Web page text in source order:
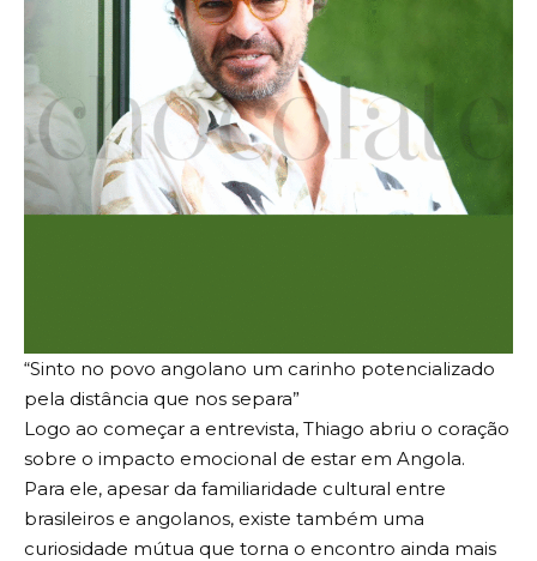
“Sinto no povo angolano um carinho potencializado
pela distância que nos separa”
Logo ao começar a entrevista, Thiago abriu o coração
sobre o impacto emocional de estar em Angola.
Para ele, apesar da familiaridade cultural entre
brasileiros e angolanos, existe também uma
curiosidade mútua que torna o encontro ainda mais